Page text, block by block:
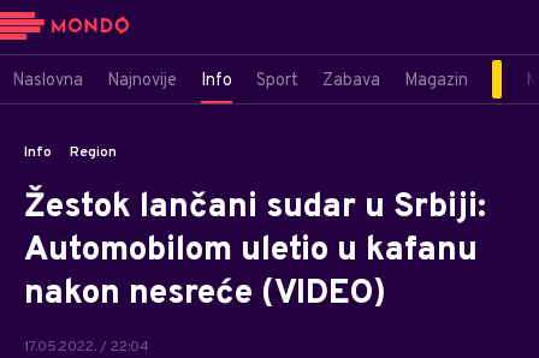
Naslovna Najnovije Info Sport Zabava Magazin
Info Region
Žestok lančani sudar u Srbiji:
Automobilom uletio u kafanu
nakon nesreće (VIDEO)
17.05.2022. / 22:04